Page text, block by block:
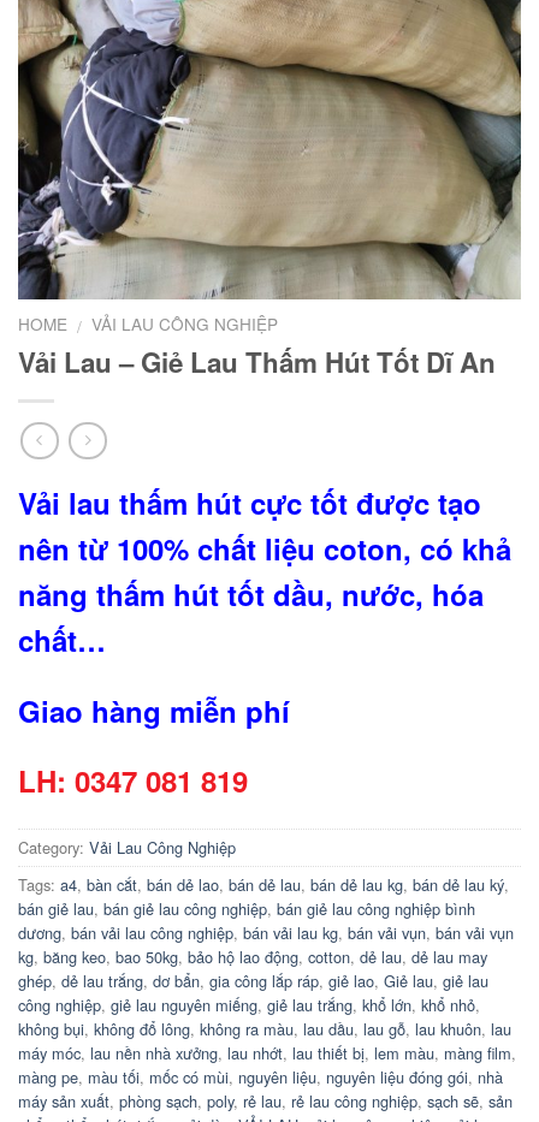
HOME / VẢI LAU CÔNG NGHIỆP
Vải Lau – Giẻ Lau Thấm Hút Tốt Dĩ An
Vải lau thấm hút cực tốt được tạo
nên từ 100% chất liệu coton, có khả
năng thấm hút tốt dầu, nước, hóa
chất…
Giao hàng miễn phí
LH: 0347 081 819
Category: Vải Lau Công Nghiệp
Tags: a4, bàn cắt, bán dẻ lao, bán dẻ lau, bán dẻ lau kg, bán dẻ lau ký,
bán giẻ lau, bán giẻ lau công nghiệp, bán giẻ lau công nghiệp bình
dương, bán vải lau công nghiệp, bán vải lau kg, bán vải vụn, bán vải vụn
kg, băng keo, bao 50kg, bảo hộ lao động, cotton, dẻ lau, dẻ lau may
ghép, dẻ lau trắng, dơ bẩn, gia công lắp ráp, giẻ lao, Giẻ lau, giẻ lau
công nghiệp, giẻ lau nguyên miếng, giẻ lau trắng, khổ lớn, khổ nhỏ,
không bụi, không đổ lông, không ra màu, lau dầu, lau gỗ, lau khuôn, lau
máy móc, lau nền nhà xưởng, lau nhớt, lau thiết bị, lem màu, màng film,
màng pe, màu tối, mốc có mùi, nguyên liệu, nguyên liệu đóng gói, nhà
máy sản xuất, phòng sạch, poly, rẻ lau, rẻ lau công nghiệp, sạch sẽ, sản